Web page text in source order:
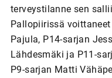
terveystilanne sen
Pallopiirissä
Pajula, P14-sarjan
Lähdesmäki ja P11-
P9-sarjan Matti